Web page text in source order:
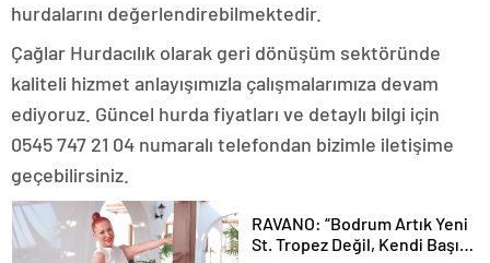
hurdalarını değerlendirebilmektedir.
Çağlar Hurdacılık olarak geri dönüşüm sektöründe
kaliteli hizmet anlayışımızla çalışmalarımıza devam
ediyoruz. Güncel hurda fiyatları ve detaylı bilgi için
0545 747 21 04 numaralı telefondan bizimle iletişime
geçebilirsiniz.
RAVANO: “Bodrum Artık Yeni
St. Tropez Değil, Kendi Başına